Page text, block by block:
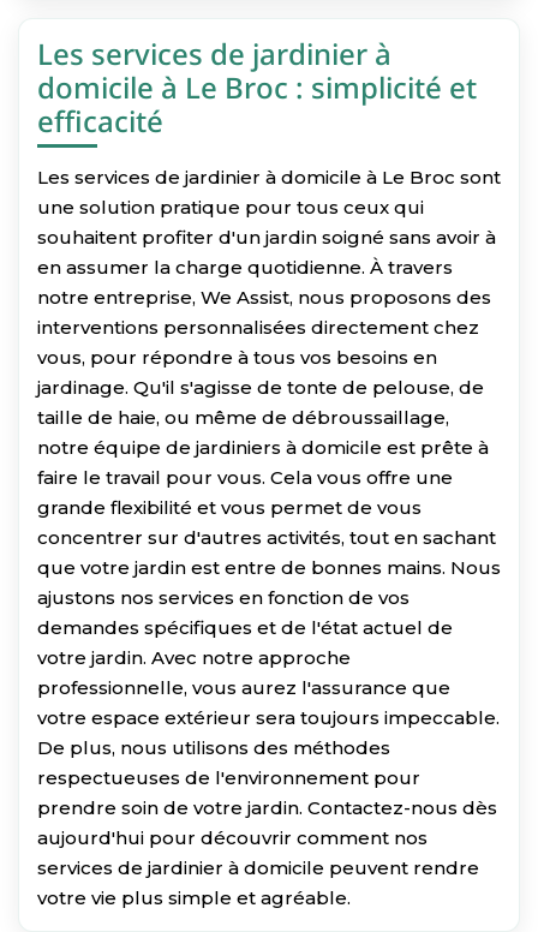
Les services de jardinier à
domicile à Le Broc : simplicité et
efficacité
Les services de jardinier à domicile à Le Broc sont
une solution pratique pour tous ceux qui
souhaitent profiter d'un jardin soigné sans avoir à
en assumer la charge quotidienne. À travers
notre entreprise, We Assist, nous proposons des
interventions personnalisées directement chez
vous, pour répondre à tous vos besoins en
jardinage. Qu'il s'agisse de tonte de pelouse, de
taille de haie, ou même de débroussaillage,
notre équipe de jardiniers à domicile est prête à
faire le travail pour vous. Cela vous offre une
grande flexibilité et vous permet de vous
concentrer sur d'autres activités, tout en sachant
que votre jardin est entre de bonnes mains. Nous
ajustons nos services en fonction de vos
demandes spécifiques et de l'état actuel de
votre jardin. Avec notre approche
professionnelle, vous aurez l'assurance que
votre espace extérieur sera toujours impeccable.
De plus, nous utilisons des méthodes
respectueuses de l'environnement pour
prendre soin de votre jardin. Contactez-nous dès
aujourd'hui pour découvrir comment nos
services de jardinier à domicile peuvent rendre
votre vie plus simple et agréable.